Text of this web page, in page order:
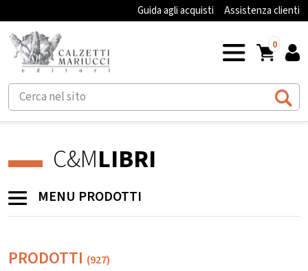
Guida agli acquisti Assistenza clienti
0
C&MLIBRI
MENU PRODOTTI
PRODOTTI (927)